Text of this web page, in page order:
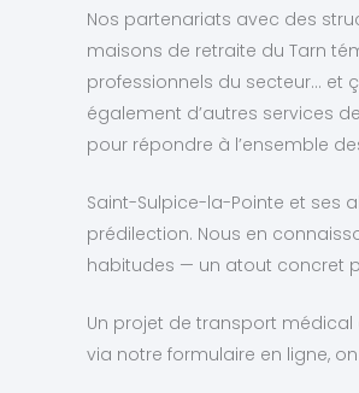
Nos partenariats avec des
maisons de retraite du Tarn
professionnels du secteur… et
également d’autres services
pour répondre à l’ensemble
Saint-Sulpice-la-Pointe et ses
prédilection. Nous en
habitudes — un atout concret
Un projet de transport
via notre formulaire en ligne,